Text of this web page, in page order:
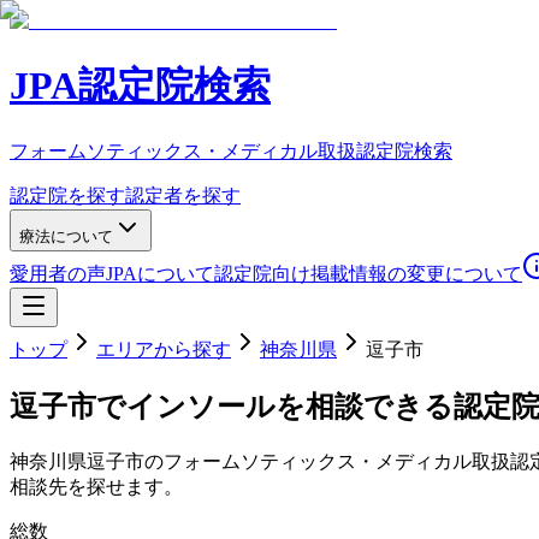
JPA認定院検索
フォームソティックス・メディカル取扱認定院検索
認定院を探す認定者を探す
療法について
愛用者の声JPAについて認定院向け掲載情報の変更について
トップ エリアから探す 神奈川県 逗子市
逗子市でインソールを相談できる認定
神奈川県逗子市のフォームソティックス・メディカル取扱認
相談先を探せます。
総数